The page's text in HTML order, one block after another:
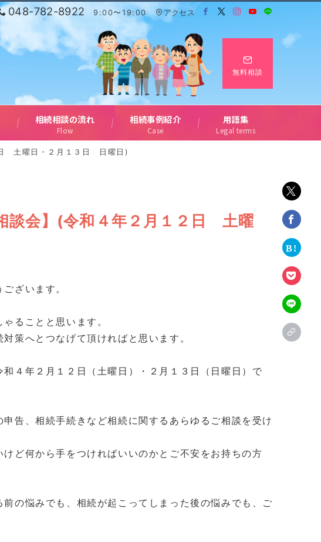
048-782-8922 9:00〜19:00 アクセス
無料相談
相続相談の流れ
Flow
相続事例紹介
Case
用語集
Legal terms
日 土曜日・２月１３日 日曜日)
談会】(令和４年２月１２日 土曜
ざいます。
ることと思います。
策へとつなげて頂ければと思います。
４年２月１２日（土曜日）・２月１３日（日曜日）で
告、相続手続きなど相続に関するあらゆるご相談を受け
ど何から手をつければいいのかとご不安をお持ちの方
の悩みでも、相続が起こってしまった後の悩みでも、ご